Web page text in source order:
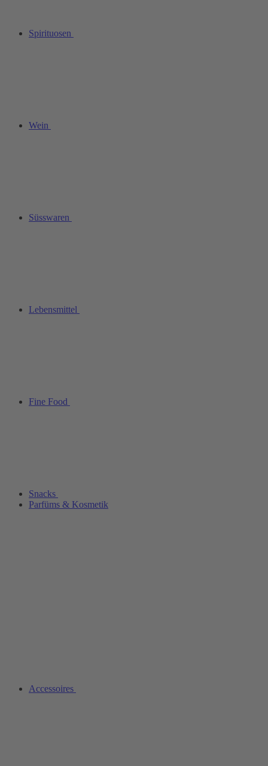
Spirituosen
Wein
Süsswaren
Lebensmittel
Fine Food
Snacks
Parfüms & Kosmetik
Accessoires